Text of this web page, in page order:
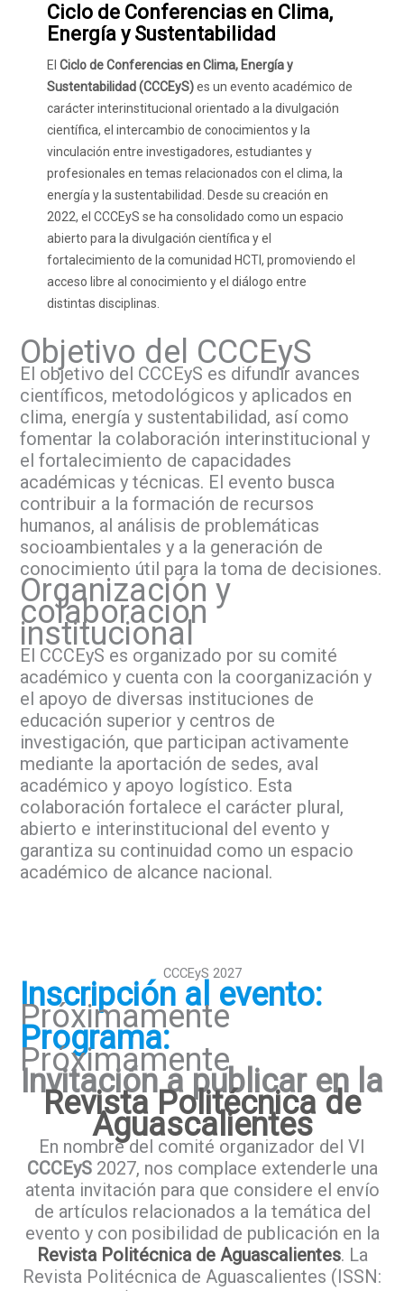
Ciclo de Conferencias en Clima,
Energía y Sustentabilidad
El Ciclo de Conferencias en Clima, Energía y
Sustentabilidad (CCCEyS)es un evento académico de
carácter interinstitucional orientado a la divulgación
científica, el intercambio de conocimientos y la
vinculación entre investigadores, estudiantes y
profesionales en temas relacionados con el clima, la
energía y la sustentabilidad. Desde su creación en
2022, el CCCEyS se ha consolidado como un espacio
abierto para la divulgación científica y el
fortalecimiento de la comunidad HCTI, promoviendo el
acceso libre al conocimiento y el diálogo entre
distintas disciplinas.
Objetivo del CCCEyS
El objetivo del CCCEyS es difundir avances
científicos, metodológicos y aplicados en
clima, energía y sustentabilidad, así como
fomentar la colaboración interinstitucional y
el fortalecimiento de capacidades
académicas y técnicas. El evento busca
contribuir a la formación de recursos
humanos, al análisis de problemáticas
socioambientales y a la generación de
conocimiento útil para la toma de decisiones.
Organización y
colaboración
institucional
El CCCEyS es organizado por su comité
académico y cuenta con la coorganización y
el apoyo de diversas instituciones de
educación superior y centros de
investigación, que participan activamente
mediante la aportación de sedes, aval
académico y apoyo logístico. Esta
colaboración fortalece el carácter plural,
abierto e interinstitucional del evento y
garantiza su continuidad como un espacio
académico de alcance nacional.
CCCEyS 2027
Inscripción al evento:
Próximamente
Programa:
Próximamente
Invitación a publicar en la
Revista Politécnica de
Aguascalientes
En nombre del comité organizador del VI
CCCEyS2027, nos complace extenderle una
atenta invitación para que considere el envío
de artículos relacionados a la temática del
evento y con posibilidad de publicación en la
Revista Politécnica de Aguascalientes. La
Revista Politécnica de Aguascalientes (ISSN: